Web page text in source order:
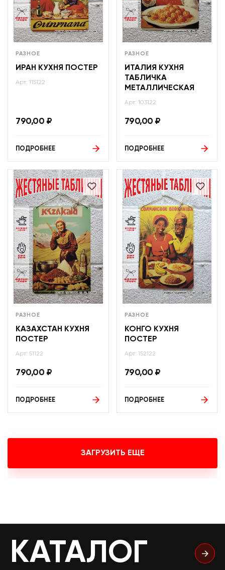
РАЗНОЕ
ИРАН КУХНЯ ПОСТЕР
Арт: 115122
790,00 ₽
ПОДРОБНЕЕ
РАЗНОЕ
ИТАЛИЯ КУХНЯ
ТАБЛИЧКА
МЕТАЛЛИЧЕСКАЯ
Арт: 103122
790,00 ₽
ПОДРОБНЕЕ
РАЗНОЕ
КАЗАХСТАН КУХНЯ
ПОСТЕР
Арт: 51122
790,00 ₽
ПОДРОБНЕЕ
РАЗНОЕ
КОНГО КУХНЯ
ПОСТЕР
Арт: 152122
790,00 ₽
ПОДРОБНЕЕ
ЗАГРУЗИТЬ ЕЩЕ
КАТАЛОГ